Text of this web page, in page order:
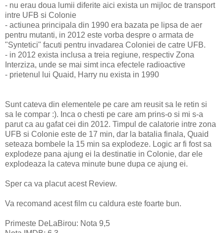
- nu erau doua lumii diferite aici exista un mijloc de transport
intre UFB si Colonie
- actiunea principala din 1990 era bazata pe lipsa de aer
pentru mutanti, in 2012 este vorba despre o armata de
"Syntetici" facuti pentru invadarea Coloniei de catre UFB.
- in 2012 exista inclusa a treia regiune, respectiv Zona
Interziza, unde se mai simt inca efectele radioactive
- prietenul lui Quaid, Harry nu exista in 1990
Sunt cateva din elementele pe care am reusit sa le retin si
sa le compar :). Inca o chesti pe care am prins-o si mi s-a
parut ca au gafat cei din 2012. Timpul de calatorie intre zona
UFB si Colonie este de 17 min, dar la batalia finala, Quaid
seteaza bombele la 15 min sa explodeze. Logic ar fi fost sa
explodeze pana ajung ei la destinatie in Colonie, dar ele
explodeaza la cateva minute bune dupa ce ajung ei.
Sper ca va placut acest Review.
Va recomand acest film cu caldura este foarte bun.
Primeste DeLaBirou: Nota 9,5